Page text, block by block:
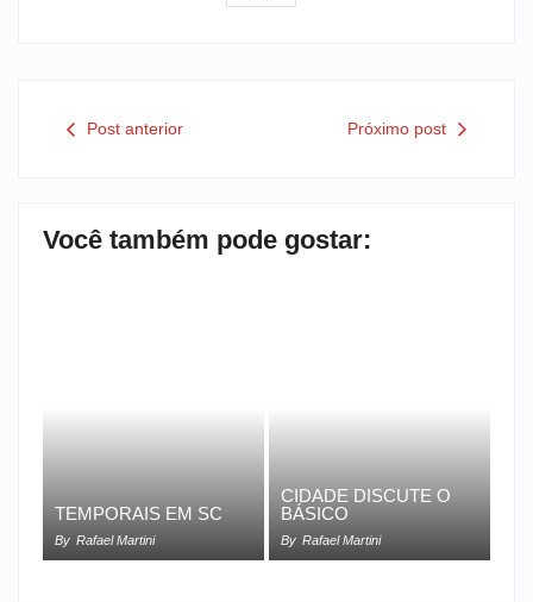
Post anterior Próximo post
Você também pode gostar:
TEMPORAIS EM SC
By Rafael Martini
CIDADE DISCUTE O
BÁSICO
By Rafael Martini